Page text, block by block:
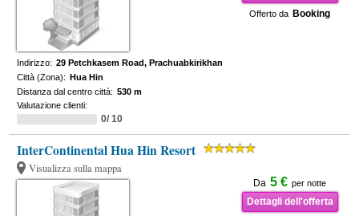
Offerto da Booking
Indirizzo: 29 Petchkasem Road, Prachuabkirikhan
Città (Zona): Hua Hin
Distanza dal centro città: 530 m
Valutazione clienti:
0/ 10
InterContinental Hua Hin Resort
Visualizza sulla mappa
Da 5 € per notte
Dettagli dell'offerta